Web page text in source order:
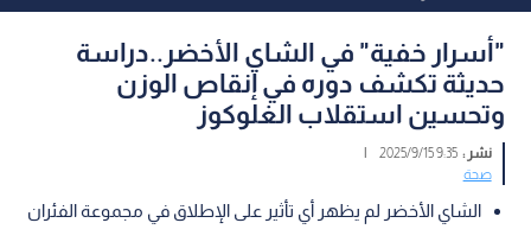
"أسرار خفية" في الشاي الأخضر..دراسة
حديثة تكشف دوره في إنقاص الوزن
وتحسين استقلاب الغلوكوز
نشر :9:35 2025/9/15
|
صحة
الشاي الأخضر لم يظهر أي تأثير على الإطلاق في مجموعة الفئران